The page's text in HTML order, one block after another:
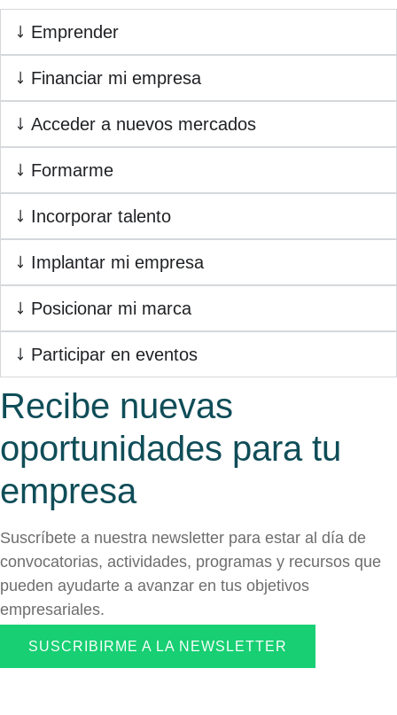
Emprender
Financiar mi empresa
Acceder a nuevos mercados
Formarme
Incorporar talento
Implantar mi empresa
Posicionar mi marca
Participar en eventos
Recibe nuevas
oportunidades para tu
empresa
Suscríbete a nuestra newsletter para estar al día de
convocatorias, actividades, programas y recursos que
pueden ayudarte a avanzar en tus objetivos
empresariales.
SUSCRIBIRME A LA NEWSLETTER